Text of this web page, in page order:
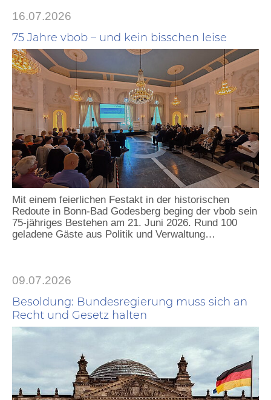
16.07.2026
75 Jahre vbob – und kein bisschen leise
Mit einem feierlichen Festakt in der historischen
Redoute in Bonn-Bad Godesberg beging der vbob sein
75-jähriges Bestehen am 21. Juni 2026. Rund 100
geladene Gäste aus Politik und Verwaltung…
09.07.2026
Besoldung: Bundesregierung muss sich an
Recht und Gesetz halten